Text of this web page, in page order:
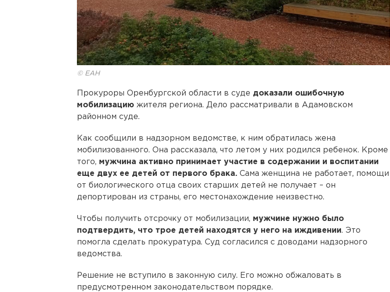
© ЕАН
Прокуроры Оренбургской области в суде доказали ошибочную
мобилизацию жителя региона. Дело рассматривали в Адамовском
районном суде.
Как сообщили в надзорном ведомстве, к ним обратилась жена
мобилизованного. Она рассказала, что летом у них родился ребенок. Кроме
того, мужчина активно принимает участие в содержании и воспитании
еще двух ее детей от первого брака. Сама женщина не работает, помощи
от биологического отца своих старших детей не получает – он
депортирован из страны, его местонахождение неизвестно.
Чтобы получить отсрочку от мобилизации, мужчине нужно было
подтвердить, что трое детей находятся у него на иждивении. Это
помогла сделать прокуратура. Суд согласился с доводами надзорного
ведомства.
Решение не вступило в законную силу. Его можно обжаловать в
предусмотренном законодательством порядке.